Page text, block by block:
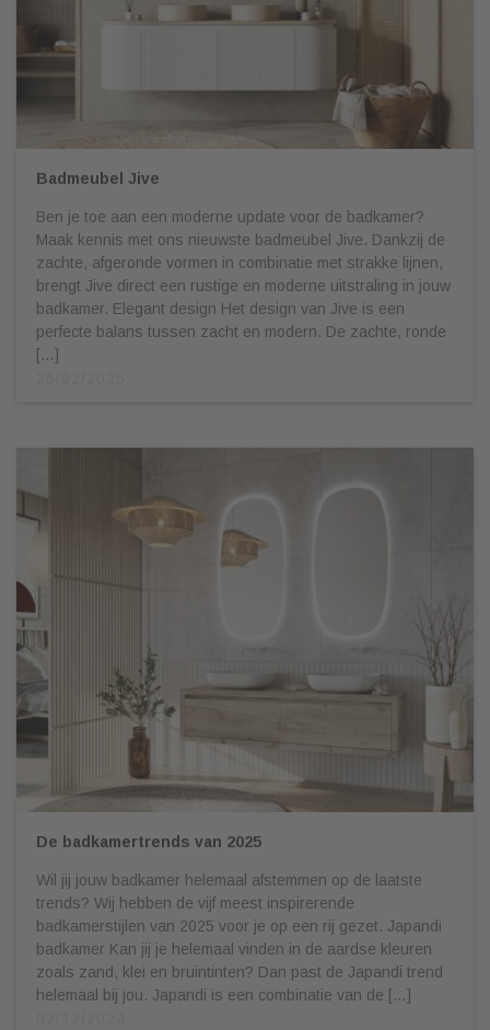
Badmeubel Jive
Ben je toe aan een moderne update voor de badkamer?
Maak kennis met ons nieuwste badmeubel Jive. Dankzij de
zachte, afgeronde vormen in combinatie met strakke lijnen,
brengt Jive direct een rustige en moderne uitstraling in jouw
badkamer. Elegant design Het design van Jive is een
perfecte balans tussen zacht en modern. De zachte, ronde
[…]
De badkamertrends van 2025
Wil jij jouw badkamer helemaal afstemmen op de laatste
trends? Wij hebben de vijf meest inspirerende
badkamerstijlen van 2025 voor je op een rij gezet. Japandi
badkamer Kan jij je helemaal vinden in de aardse kleuren
zoals zand, klei en bruintinten? Dan past de Japandi trend
helemaal bij jou. Japandi is een combinatie van de […]